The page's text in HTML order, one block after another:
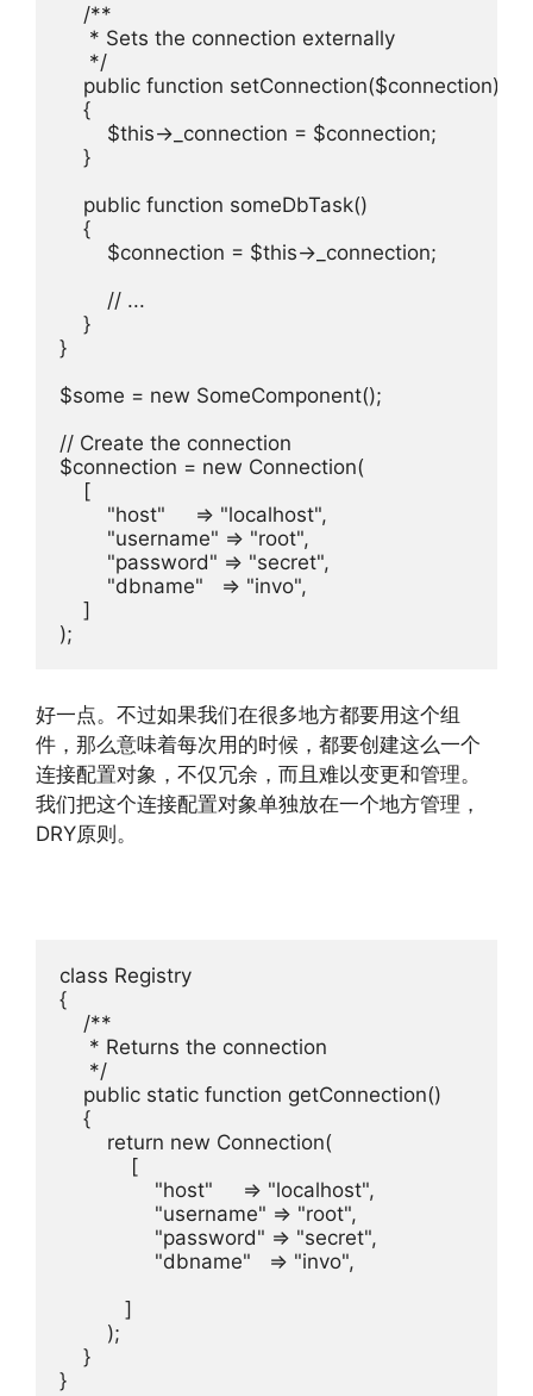
    /**
     * Sets the connection externally
     */
    public function setConnection($connection)
    {
        $this->_connection = $connection;
    }
    public function someDbTask()
    {
        $connection = $this->_connection;
        // ...
    }
}
$some = new SomeComponent();
// Create the connection
$connection = new Connection(
    [
        "host"     => "localhost",
        "username" => "root",
        "password" => "secret",
        "dbname"   => "invo",
    ]
);
好一点。不过如果我们在很多地方都要用这个组
件，那么意味着每次用的时候，都要创建这么一个
连接配置对象，不仅冗余，而且难以变更和管理。
我们把这个连接配置对象单独放在一个地方管理，
DRY原则。
class Registry
{
    /**
     * Returns the connection
     */
    public static function getConnection()
    {
        return new Connection(
            [
                "host"     => "localhost",
                "username" => "root",
                "password" => "secret",
                "dbname"   => "invo",
           ]
        );
    }
}